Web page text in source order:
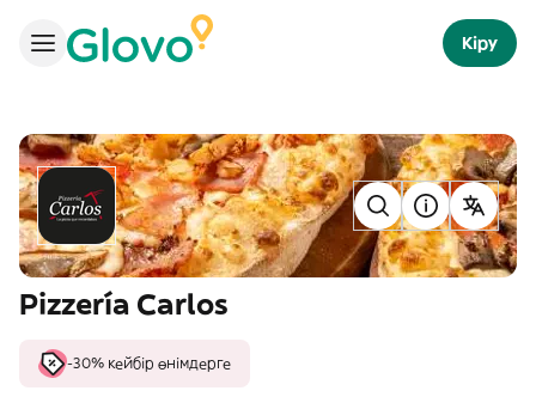
Кіру
Pizzería Carlos
-30% кейбір өнімдерге